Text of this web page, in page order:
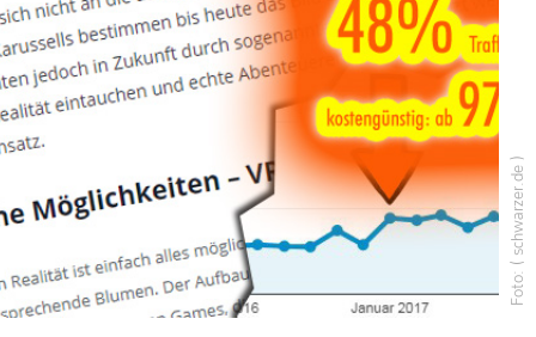
CONTENT-MARKETING
DEVELOPMENT